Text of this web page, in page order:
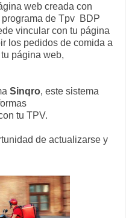
web creada con
de Tpv BDP
vincular con tu página
los pedidos de comida a
página web,
Sinqro, este sistema
tu TPV.
de actualizarse y